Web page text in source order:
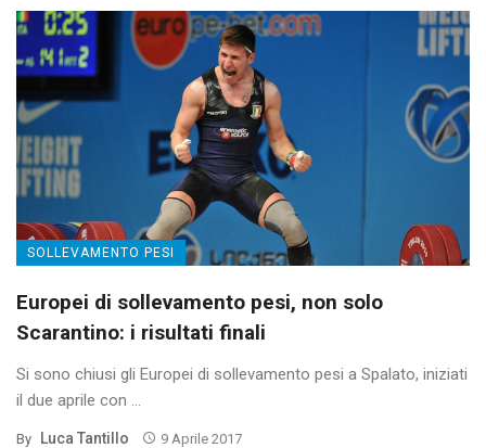
SOLLEVAMENTO PESI
Europei di sollevamento pesi, non solo
Scarantino: i risultati finali
Si sono chiusi gli Europei di sollevamento pesi a Spalato, iniziati
il due aprile con ...
By Luca Tantillo 9 Aprile 2017